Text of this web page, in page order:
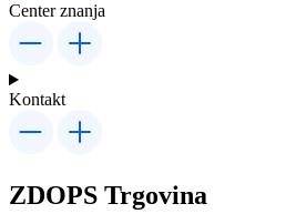
Center znanja
Kontakt
ZDOPS Trgovina